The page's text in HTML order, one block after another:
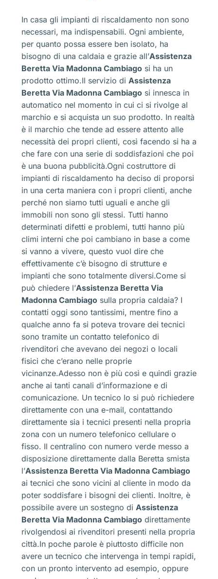
In casa gli impianti di riscaldamento non sono
necessari, ma indispensabili. Ogni ambiente,
per quanto possa essere ben isolato, ha
bisogno di una caldaia e grazie all’Assistenza
Beretta Via Madonna Cambiago si ha un
prodotto ottimo.Il servizio di Assistenza
Beretta Via Madonna Cambiago si innesca in
automatico nel momento in cui ci si rivolge al
marchio e si acquista un suo prodotto. In realtà
è il marchio che tende ad essere attento alle
necessità dei propri clienti, così facendo si ha a
che fare con una serie di soddisfazioni che poi
è una buona pubblicità.Ogni costruttore di
impianti di riscaldamento ha deciso di proporsi
in una certa maniera con i propri clienti, anche
perché non siamo tutti uguali e anche gli
immobili non sono gli stessi. Tutti hanno
determinati difetti e problemi, tutti hanno più
climi interni che poi cambiano in base a come
si vanno a vivere, questo vuol dire che
effettivamente c’è bisogno di strutture e
impianti che sono totalmente diversi.Come si
può chiedere l’Assistenza Beretta Via
Madonna Cambiago sulla propria caldaia? I
contatti oggi sono tantissimi, mentre fino a
qualche anno fa si poteva trovare dei tecnici
sono tramite un contatto telefonico di
rivenditori che avevano dei negozi o locali
fisici che c’erano nelle proprie
vicinanze.Adesso non è più così e quindi grazie
anche ai tanti canali d’informazione e di
comunicazione. Un tecnico lo si può richiedere
direttamente con una e-mail, contattando
direttamente sia i tecnici presenti nella propria
zona con un numero telefonico cellulare o
fisso. Il centralino con numero verde messo a
disposizione direttamente dalla Beretta smista
l’Assistenza Beretta Via Madonna Cambiago
ai tecnici che sono vicini al cliente in modo da
poter soddisfare i bisogni dei clienti. Inoltre, è
possibile avere un sostegno di Assistenza
Beretta Via Madonna Cambiago direttamente
rivolgendosi ai rivenditori presenti nella propria
città.In poche parole è piuttosto difficile non
avere un tecnico che intervenga in tempi rapidi,
con un pronto intervento ad esempio, oppure